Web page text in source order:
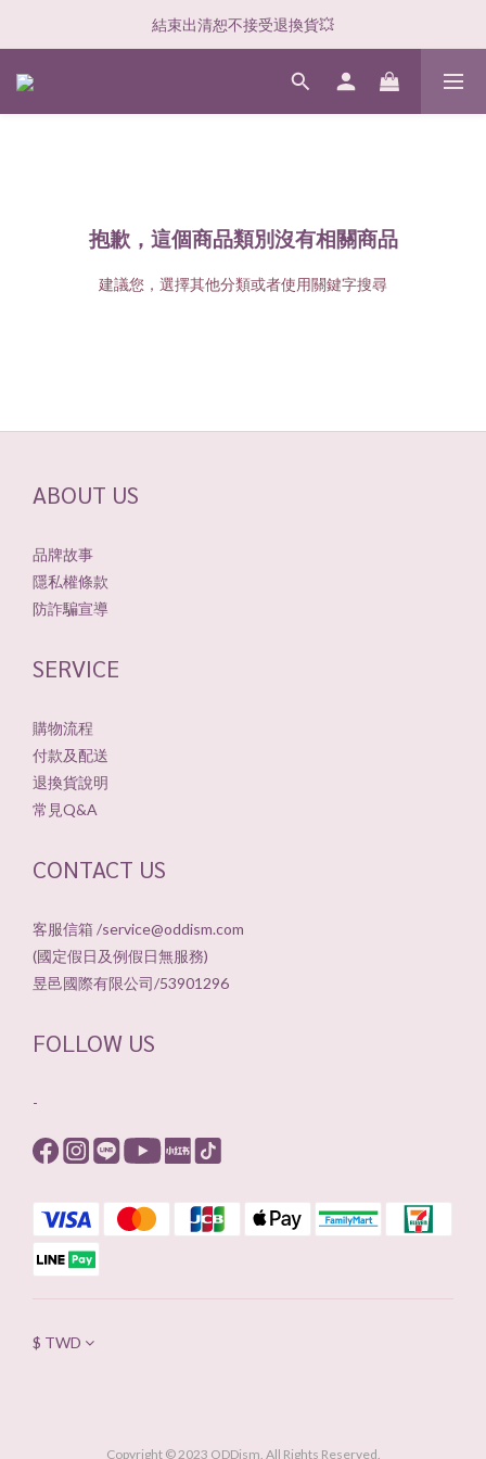
結束出清恕不接受退換貨💥
抱歉，這個商品類別沒有相關商品
建議您，選擇其他分類或者使用關鍵字搜尋
ABOUT US
品牌故事
隱私權條款
防詐騙宣導
SERVICE
購物流程
付款及配送
退換貨說明
常見Q&A
CONTACT US
客服信箱 /service@oddism.com
(國定假日及例假日無服務)
昱邑國際有限公司/53901296
FOLLOW US
-
$ TWD
Copyright © 2023 ODDism. All Rights Reserved.